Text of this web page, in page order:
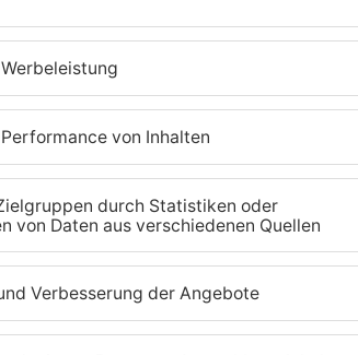
Schwerer Unfall zwischen
Langenselbolder Dreieck
und Hanauer Kreuz